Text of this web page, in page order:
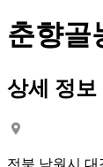
춘향골
상세 정보
전북 남원시 대